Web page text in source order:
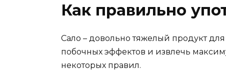
Как правильно
Сало – довольно тяжелый продукт
побочных эффектов и извлечь
некоторых правил.